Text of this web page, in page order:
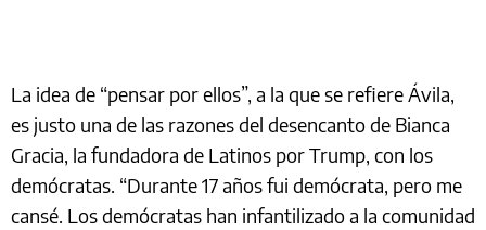
La idea de “pensar por ellos”, a la que se refiere Ávila,
es justo una de las razones del desencanto de Bianca
Gracia, la fundadora de Latinos por Trump, con los
demócratas. “Durante 17 años fui demócrata, pero me
cansé. Los demócratas han infantilizado a la comunidad